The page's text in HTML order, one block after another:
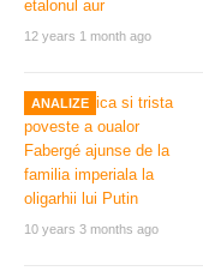
12 years 1 month ago
ANALIZE
10 years 3 months ago